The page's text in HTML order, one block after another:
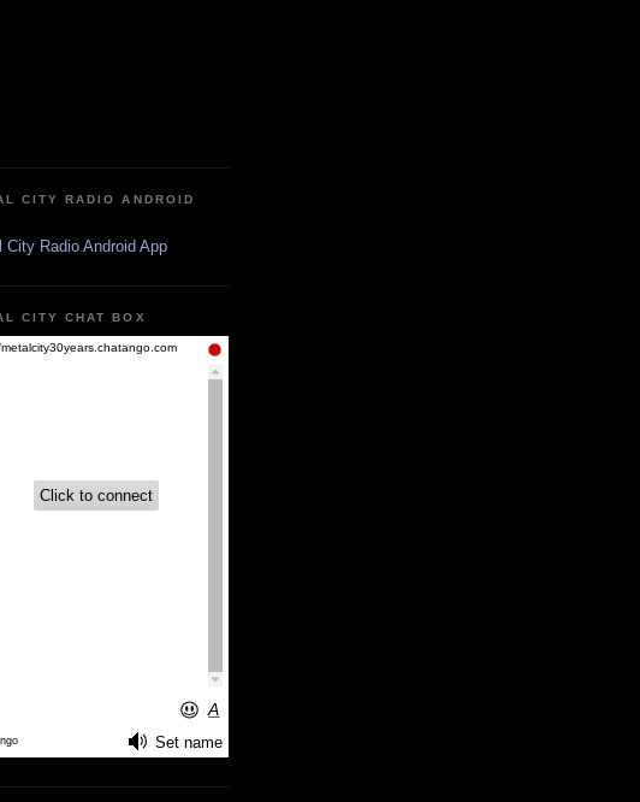
CITY RADIO ANDROID
City Radio Android App
CITY CHAT BOX